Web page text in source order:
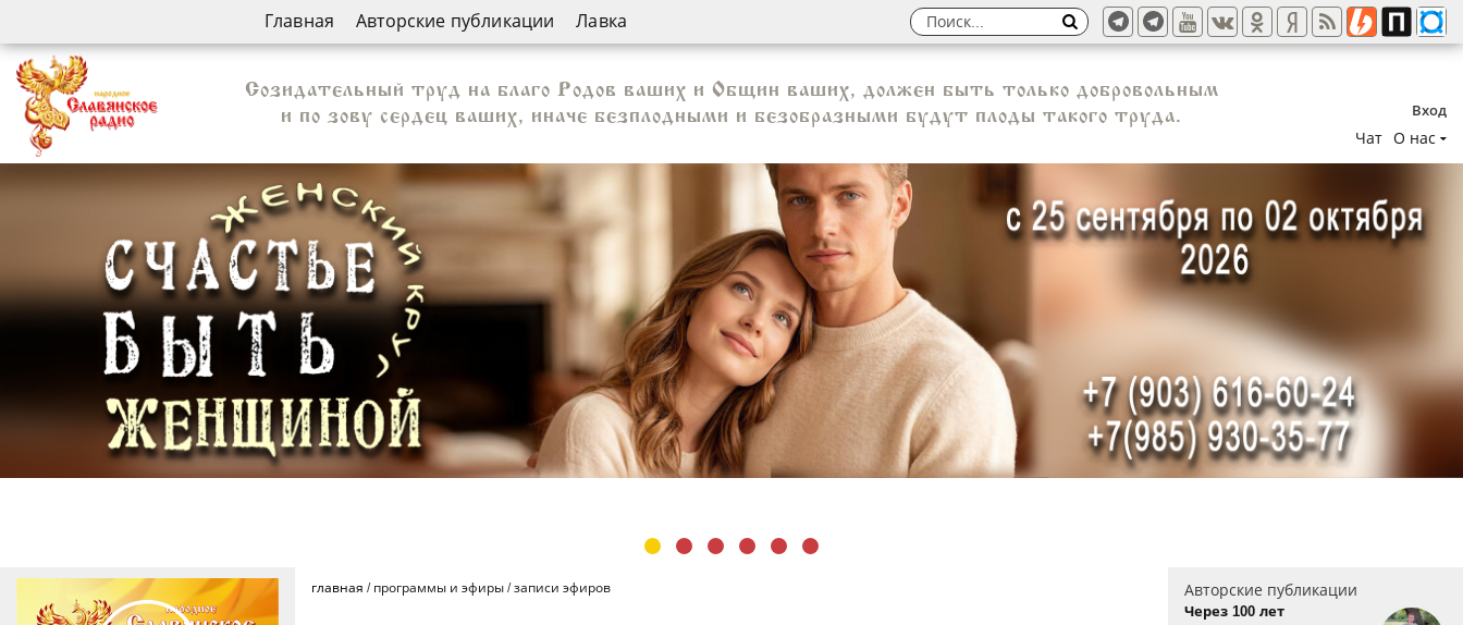
Главная Авторские публикации Лавка
Вход
Чат О нас
Созидательный труд на благо Родов ваших и Общин ваших, должен быть только добровольным
и по зову сердец ваших, иначе безплодными и безобразными будут плоды такого труда.
главная / программы и эфиры/записи эфиров Авторские публикации
Через 100 лет